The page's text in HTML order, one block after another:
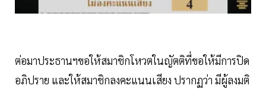
ต่อมาประธานฯขอให้สมาชิกโหวตในญัตติที่ขอให้มีการปิด
อภิปราย และให้สมาชิกลงคะแนนเสียง ปรากฏว่า มีผู้ลงมติ